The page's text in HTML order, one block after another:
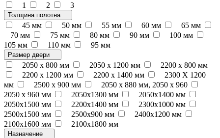
1 2 3
Толщина полотна
45 мм 50 мм 55 мм 60 мм
65 мм
70 мм
75 мм 80 мм 90 мм
100 мм
105 мм
110 мм 95 мм
Размер двери
2050 x 800 мм 2050 x 1200 мм
2200 x 800 мм
2200 x 1200 мм
2200 х 1400 мм
2300 Х 1200
мм
2500 х 900 мм
2050 х 880 мм, 2050 х 960
2050 х 960 мм
2050х1300 мм
2050х1400 мм
2050х1500 мм
2200х1400 мм
2300х1000 мм
2500х1500 мм
2500х900 мм
2400х1200 мм
2100х1600 мм
2100х1800 мм
Назначение